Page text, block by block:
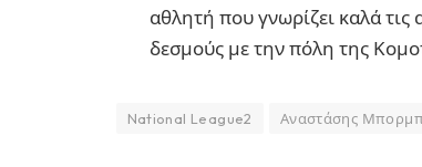
αθλητή που γνωρίζει καλά
δεσμούς με την πόλη της
National League2 Αναστάσης